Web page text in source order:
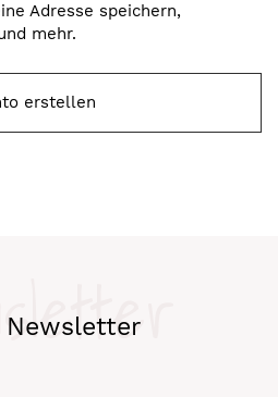
Adresse speichern,
mehr.
erstellen
Newsletter